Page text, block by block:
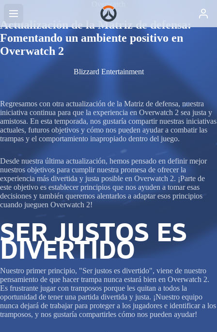
Overwatch
Actualización de la Matriz de defensa:
Fomentando un ambiente positivo en
Overwatch 2
Blizzard Entertainment
Regresamos con otra actualización de la Matriz de defensa, nuestra
iniciativa continua para que la experiencia en Overwatch 2 sea justa y
amistosa. En esta temporada, nos gustaría compartir nuestras iniciativas
actuales, futuros objetivos y cómo nos pueden ayudar a combatir las
trampas y el comportamiento inapropiado dentro del juego.
Desde nuestra última actualización, hemos pensado en definir mejor
nuestros objetivos para cumplir nuestra promesa de ofrecer la
experiencia más divertida y justa posible en Overwatch 2. ¡Parte de
este objetivo es establecer principios que nos ayuden a tomar esas
decisiones y también queremos alentarlos a adaptar esos principios
cuando jueguen Overwatch 2!
SER JUSTOS ES
DIVERTIDO
Nuestro primer principio, "Ser justos es divertido", viene de nuestro
pensamiento de que hacer trampa nunca estará bien en Overwatch 2.
Es frustrante jugar con tramposos porque les quitan a todos la
oportunidad de tener una partida divertida y justa. ¡Nuestro equipo
nunca dejará de trabajar para proteger a los jugadores e identificar a los
tramposos, y nos gustaría compartirles cómo nos pueden ayudar!